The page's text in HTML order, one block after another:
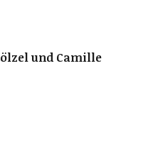
und Camille